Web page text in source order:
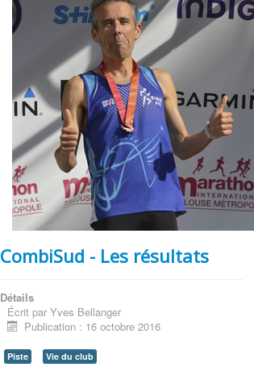
CombiSud - Les résultats
Détails
Écrit par Yves Bellanger
Publication : 16 octobre 2016
Piste Vie du club